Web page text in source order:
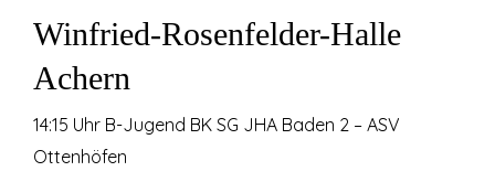
Winfried-Rosenfelder-Halle
Achern
14:15 Uhr B-Jugend BK SG JHA Baden 2 – ASV
Ottenhöfen